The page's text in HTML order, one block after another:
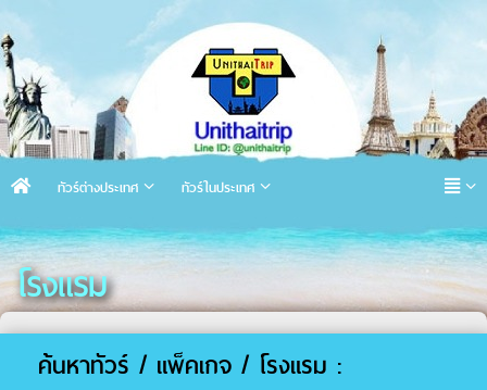
ทัวร์ต่างประเทศ ทัวร์ในประเทศ
โรงแรม
ค้นหาทัวร์ / แพ็คเกจ / โรงแรม :